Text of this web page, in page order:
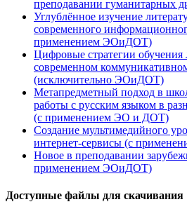
преподавании гуманитарных
Углублённое изучение
современного
применением ЭОиДОТ)
Цифровые стратегии обучения
современном
(исключительно ЭОиДОТ)
Метапредметный подход в
работы с русским языком в
(с применением ЭО и ДОТ)
Создание мультимедийного
интернет-сервисы (с
Новое в преподавании
применением ЭОиДОТ)
Доступные файлы для скачивания